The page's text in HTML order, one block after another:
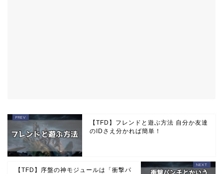
【TFD】フレンドと遊ぶ方法 自分か友達
のIDさえ分かれば簡単！
【TFD】序盤の神モジュールは「衝撃パ